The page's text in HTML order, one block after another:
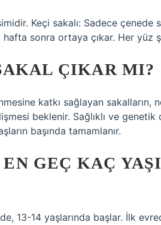
Keçi sakalı: Sadece çenede
sonra ortaya çıkar. Her yüz
ÇIKAR MI?
katkı sağlayan sakalların,
beklenir. Sağlıklı ve genetik
başında tamamlanır.
GEÇ KAÇ
13-14 yaşlarında başlar. İlk